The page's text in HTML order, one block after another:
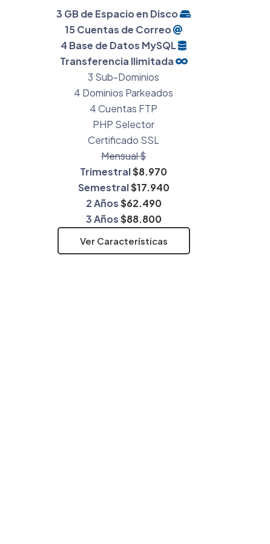
3 GB de Espacio en Disco
15 Cuentas de Correo
4 Base de Datos MySQL
Transferencia Ilimitada
3 Sub-Dominios
4 Dominios Parkeados
4 Cuentas FTP
PHP Selector
Certificado SSL
Mensual $
Trimestral$8.970
Semestral$17.940
2 Años$62.490
3 Años$88.800
Ver Características